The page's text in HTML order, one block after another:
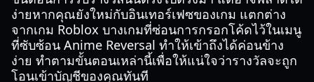
ง่ายหากคุณยังใหม่กับอินเทอร์เฟซของเกม แตกต่าง
จากเกม Roblox บางเกมที่ซ่อนการกรอกโค้ดไว้ในเมนู
ที่ซับซ้อน Anime Reversal ทำให้เข้าถึงได้ค่อนข้าง
ง่าย ทำตามขั้นตอนเหล่านี้เพื่อให้แน่ใจว่ารางวัลจะถูก
โอนเข้าบัญชีของคุณทันที